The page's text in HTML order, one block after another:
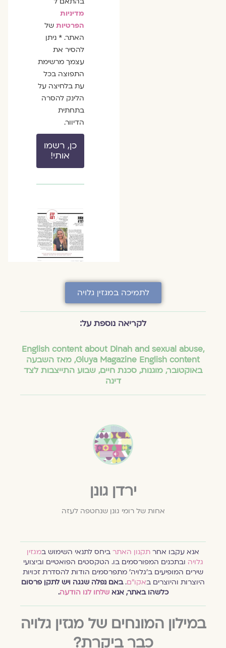
מדיניות
הפרטיותשל
האתר. * ניתן
להסיר את
עצמך מרשימת
התפוצה בכל
עת בלחיצה על
הלינק להסרה
בתחתית
הדיוור.
כן, רשמו
אותי!
לתמיכה במגזין גלויה
לקריאה נוספת על:
English content about Dinah and sexual abuse
Gluya Magazine English content
,מאז השבעה
באוקטובר,מוגנות,סכנת חיים,שבוע התייצבות לצד
דינה
ירדן גונן
אחות של רומי גונן שנחטפה לעזה
אנא עקבו אחרתקנון האתרביחס לתנאי השימוש ב מגזין
גלויהובתכנים המפורסמים בו. הטקסטים הפואטיים וביצועי
שירים המופיעים ב׳גלויה׳ מתפרסמים הודות להסדרת זכויות
היוצרות והיוצרים ב אקו״ם.באם נפלה שגגה ויש לתקן פרסום
כלשהו באתר, אנאשלחו לנו הודעה.
במילון המונחים של מגזין גלויה
כבר ביקרת?